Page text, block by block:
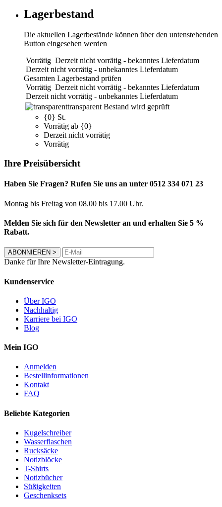
Lagerbestand
Die aktuellen Lagerbestände können über den untenstehenden
Button eingesehen werden
Vorrätig Derzeit nicht vorrätig - bekanntes Lieferdatum
Derzeit nicht vorrätig - unbekanntes Lieferdatum
Gesamten Lagerbestand prüfen
Vorrätig Derzeit nicht vorrätig - bekanntes Lieferdatum
Derzeit nicht vorrätig - unbekanntes Lieferdatum
transparent Bestand wird geprüft
{0} St.
Vorrätig ab {0}
Derzeit nicht vorrätig
Vorrätig
Ihre Preisübersicht
Haben Sie Fragen? Rufen Sie uns an unter 0512 334 071 23
Montag bis Freitag von 08.00 bis 17.00 Uhr.
Melden Sie sich für den Newsletter an und erhalten Sie 5 %
Rabatt.
ABONNIEREN >
Danke für Ihre Newsletter-Eintragung.
Kundenservice
Über IGO
Nachhaltig
Karriere bei IGO
Blog
Mein IGO
Anmelden
Bestellinformationen
Kontakt
FAQ
Beliebte Kategorien
Kugelschreiber
Wasserflaschen
Rucksäcke
Notizblöcke
T-Shirts
Notizbücher
Süßigkeiten
Geschenksets